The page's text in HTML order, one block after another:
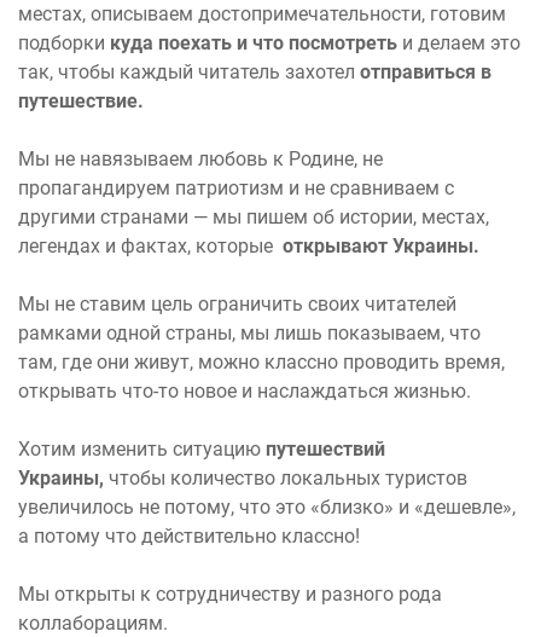
местах, описываем достопримечательности, готовим
подборки куда поехать и что посмотреть и делаем это
так, чтобы каждый читатель захотел отправиться в
путешествие.
Мы не навязываем любовь к Родине, не
пропагандируем патриотизм и не сравниваем с
другими странами — мы пишем об истории, местах,
легендах и фактах, которые открывают Украины.
Мы не ставим цель ограничить своих читателей
рамками одной страны, мы лишь показываем, что
там, где они живут, можно классно проводить время,
открывать что-то новое и наслаждаться жизнью.
Хотим изменить ситуацию путешествий
Украины, чтобы количество локальных туристов
увеличилось не потому, что это «близко» и «дешевле»,
а потому что действительно классно!
Мы открыты к сотрудничеству и разного рода
коллаборациям.